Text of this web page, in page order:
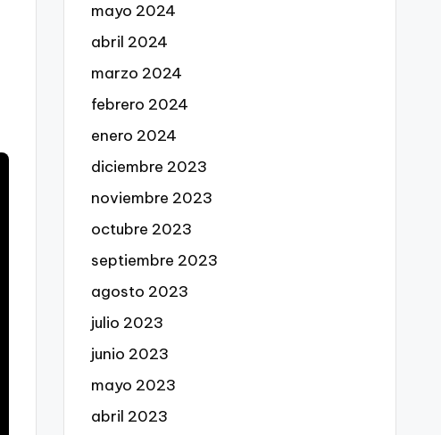
mayo 2024
abril 2024
marzo 2024
febrero 2024
enero 2024
diciembre 2023
noviembre 2023
octubre 2023
septiembre 2023
agosto 2023
julio 2023
junio 2023
mayo 2023
abril 2023